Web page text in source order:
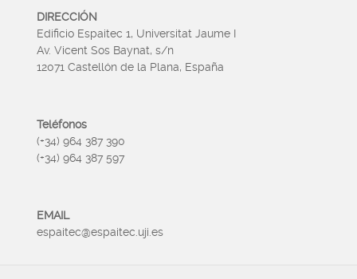
DIRECCIÓN
Edificio Espaitec 1, Universitat Jaume I
Av. Vicent Sos Baynat, s/n
12071 Castellón de la Plana, España
Teléfonos
(+34) 964 387 390
(+34) 964 387 597
EMAIL
espaitec@espaitec.uji.es